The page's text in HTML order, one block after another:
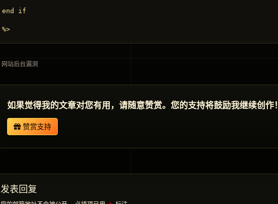
end if
%>
网站后台漏洞
如果觉得我的文章对您有用，请随意赞赏。您的支持将鼓励我继续创作！
赞赏支持
发表回复